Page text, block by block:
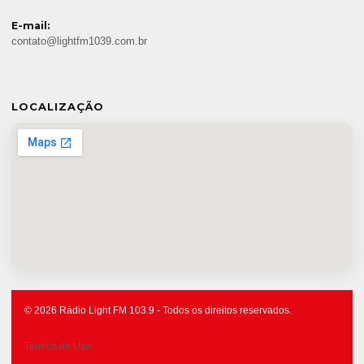
E-mail:
contato@lightfm1039.com.br
LOCALIZAÇÃO
© 2026 Rádio Light FM 103.9 - Todos os direitos reservados.
Termos de Uso